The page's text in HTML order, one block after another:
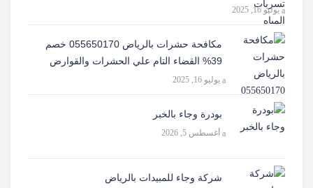
يوليو 16, 2025
مكافحة حشرات بالرياض 055650170 خصم
39% القضاء التام علي الحشرات والقوارض
يوليو 16, 2025
بودرة وجاء بالخبر
أغسطس 5, 2026
شركة وجاء للمبيدات بالرياض